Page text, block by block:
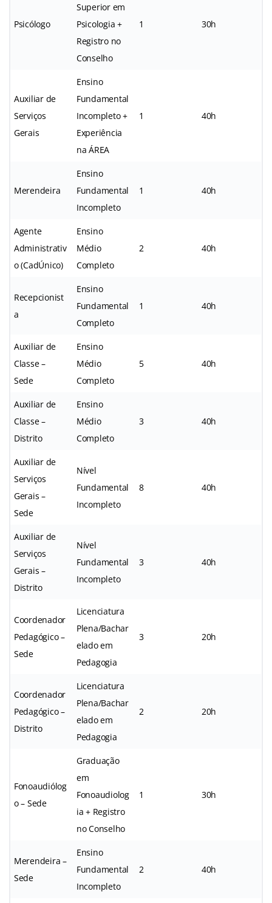
Psicólogo
Superior em
Psicologia +
Registro no
Conselho
1 30h
Auxiliar de
Serviços
Gerais
Ensino
Fundamental
Incompleto +
Experiência
na ÁREA
1 40h
Merendeira
Ensino
Fundamental
Incompleto
1 40h
Agente
Administrativ
o (CadÚnico)
Ensino
Médio
Completo
2 40h
Recepcionist
a
Ensino
Fundamental
Completo
1 40h
Auxiliar de
Classe –
Sede
Ensino
Médio
Completo
5 40h
Auxiliar de
Classe –
Distrito
Ensino
Médio
Completo
3 40h
Auxiliar de
Serviços
Gerais –
Sede
Nível
Fundamental
Incompleto
8 40h
Auxiliar de
Serviços
Gerais –
Distrito
Nível
Fundamental
Incompleto
3 40h
Coordenador
Pedagógico –
Sede
Licenciatura
Plena/Bachar
elado em
Pedagogia
3 20h
Coordenador
Pedagógico –
Distrito
Licenciatura
Plena/Bachar
elado em
Pedagogia
2 20h
Fonoaudiólog
o – Sede
Graduação
em
Fonoaudiolog
ia + Registro
no Conselho
1 30h
Merendeira –
Sede
Ensino
Fundamental
Incompleto
2 40h